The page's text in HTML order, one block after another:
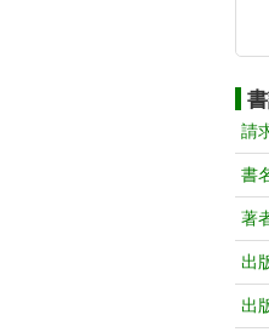
請
書
著
出
出